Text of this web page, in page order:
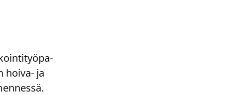
hoiva-​ ja